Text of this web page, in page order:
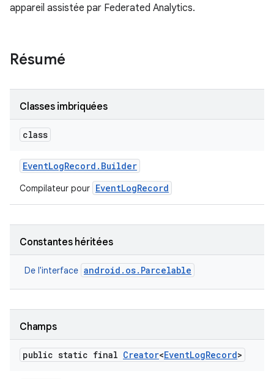
appareil assistée par Federated Analytics.
Résumé
Classes imbriquées
class
EventLogRecord . Builder
Compilateur pour EventLogRecord
Constantes héritées
De l'interface android.os.Parcelable
Champs
public static final Creator<EventLogRecord>